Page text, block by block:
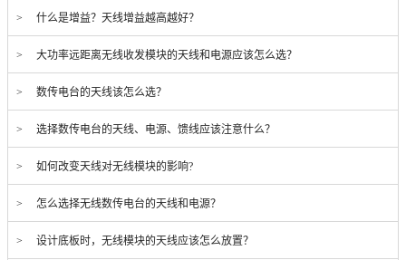
> 什么是增益？天线增益越高越好？
> 大功率远距离无线收发模块的天线和电源应该怎么选？
> 数传电台的天线该怎么选？
> 选择数传电台的天线、电源、馈线应该注意什么？
> 如何改变天线对无线模块的影响?
> 怎么选择无线数传电台的天线和电源？
> 设计底板时，无线模块的天线应该怎么放置？